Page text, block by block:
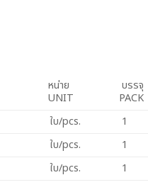
หน่าย
UNIT
บรรจุ
PACK
ใบ/pcs. 1
ใบ/pcs. 1
ใบ/pcs. 1